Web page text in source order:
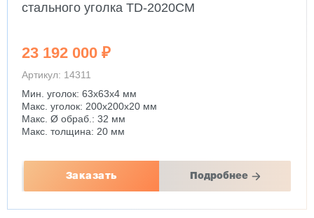
стального уголка TD-2020CM
23 192 000 ₽
Артикул: 14311
Мин. уголок: 63x63x4 мм
Макс. уголок: 200x200x20 мм
Макс. Ø обраб.: 32 мм
Макс. толщина: 20 мм
Заказать Подробнее